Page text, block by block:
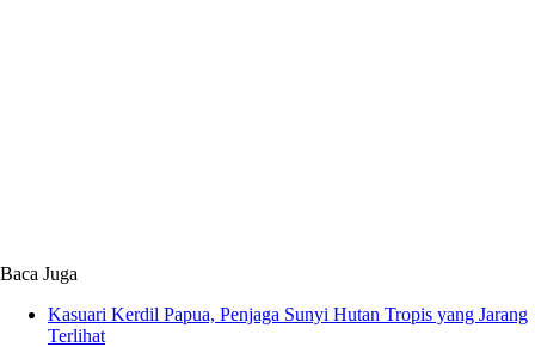
Baca Juga
Kasuari Kerdil Papua, Penjaga Sunyi Hutan Tropis yang Jarang
Terlihat